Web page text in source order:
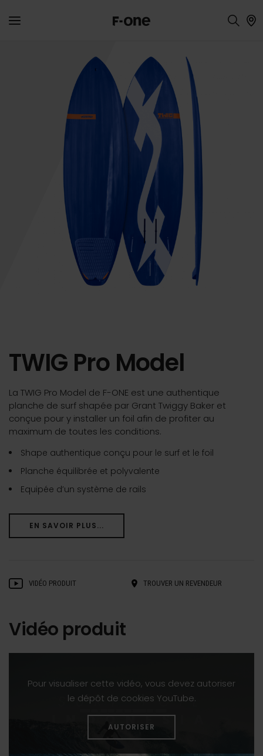
TWIG Pro Model
La TWIG Pro Model de F-ONE est une authentique
planche de surf shapée par Grant Twiggy Baker et
conçue pour y installer un foil afin de profiter au
maximum de toutes les conditions.
Shape authentique conçu pour le surf et le foil
Planche équilibrée et polyvalente
Equipée d’un système de rails
EN SAVOIR PLUS...
VIDÉO PRODUIT TROUVER UN REVENDEUR
Vidéo produit
Pour visualiser cette vidéo, vous devez autoriser
le dépôt de cookies YouTube.
AUTORISER